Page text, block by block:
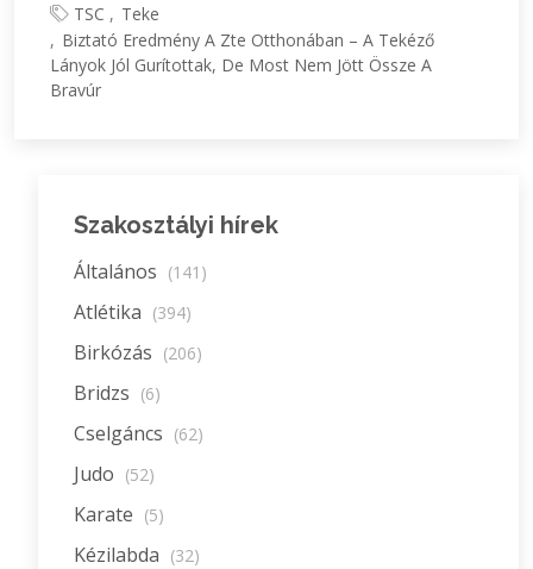
TSC
Teke
Biztató Eredmény A Zte Otthonában – A Tekéző
Lányok Jól Gurítottak, De Most Nem Jött Össze A
Bravúr
Szakosztályi hírek
Általános (141)
Atlétika (394)
Birkózás (206)
Bridzs (6)
Cselgáncs (62)
Judo (52)
Karate (5)
Kézilabda (32)